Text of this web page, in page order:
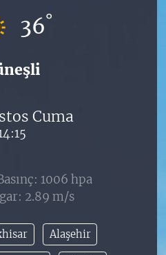
36°
Cuma
1006 hpa
2.89 m/s
Alaşehir